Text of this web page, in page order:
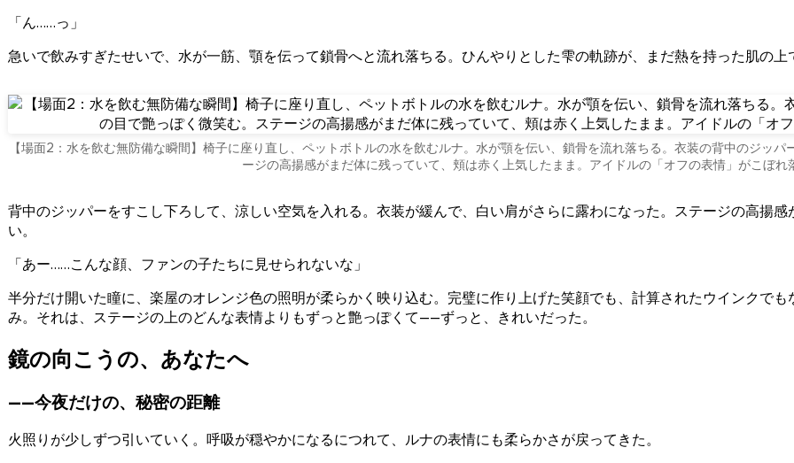
「ん……っ」
急いで飲みすぎたせいで、水が一筋、顎を伝って鎖骨へと流れ落ちる。ひんやりとした雫の軌跡が、まだ熱を持った肌の上
【場面2：水を飲む無防備な瞬間】椅子に座り直し、ペットボトルの水を飲むルナ。水が顎を伝い、鎖骨を流れ落ちる。衣装の背中のジッ
ージの高揚感がまだ体に残っていて、頬は赤く上気したまま。アイドルの「オフの表情」がこぼ
背中のジッパーをすこし下ろして、涼しい空気を入れる。衣装が緩んで、白い肩がさらに露わになった。ステージの高揚
い。
「あー……こんな顔、ファンの子たちに見せられないな」
半分だけ開いた瞳に、楽屋のオレンジ色の照明が柔らかく映り込む。完璧に作り上げた笑顔でも、計算されたウインクで
み。それは、ステージの上のどんな表情よりもずっと艶っぽくて——ずっと、きれいだった。
鏡の向こうの、あなたへ
——今夜だけの、秘密の距離
火照りが少しずつ引いていく。呼吸が穏やかになるにつれて、ルナの表情にも柔らかさが戻ってきた。